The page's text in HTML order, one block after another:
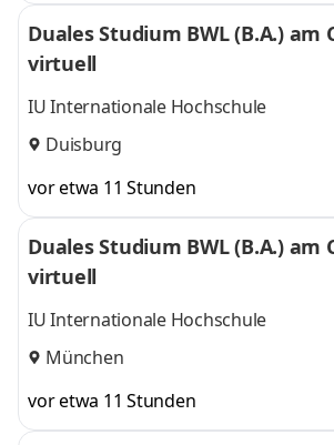
Duales Studium BWL (B.A.) am
virtuell
IU Internationale Hochschule
Duisburg
vor etwa 11 Stunden
Duales Studium BWL (B.A.) am
virtuell
IU Internationale Hochschule
München
vor etwa 11 Stunden